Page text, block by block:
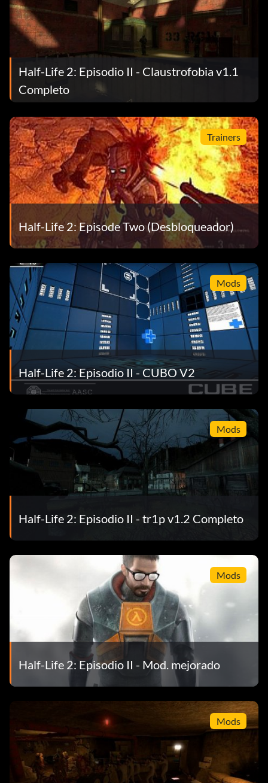
Half-Life 2: Episodio II - Claustrofobia v1.1
Completo
Trainers
Half-Life 2: Episode Two (Desbloqueador)
Mods
Half-Life 2: Episodio II - CUBO V2
Mods
Half-Life 2: Episodio II - tr1p v1.2 Completo
Mods
Half-Life 2: Episodio II - Mod. mejorado
Mods